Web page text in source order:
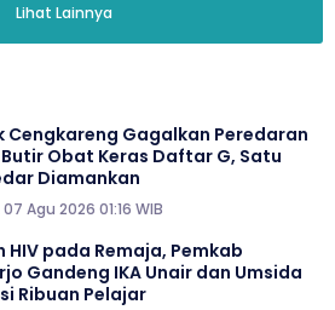
Lihat Lainnya
Cengkareng Gagalkan Peredaran
Obat Keras Daftar G, Satu
Diamankan
Agu 2026 01:16 WIB
HIV pada Remaja, Pemkab
Gandeng IKA Unair dan Umsida
Ribuan Pelajar